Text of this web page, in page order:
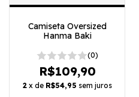
Camiseta Oversized
Hanma Baki
(0)
R$109,90
2 x de R$54,95 sem juros